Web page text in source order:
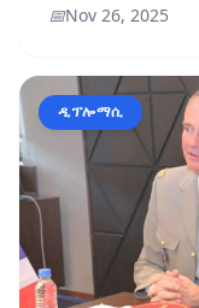
📅Nov 26, 2025
ዲፕሎማሲ